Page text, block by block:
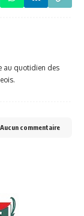
au quotidien des
Aucun commentaire